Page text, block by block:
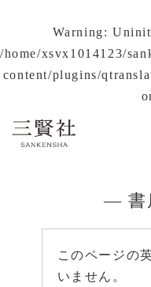
Warning:
/home/xsvx1014123/
content/plugins/
— 書
このページの
いません。